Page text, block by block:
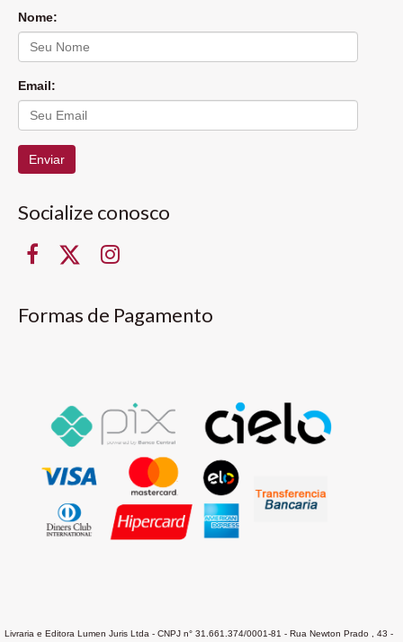
Nome:
Email:
Enviar
Socialize conosco
Formas de Pagamento
Livraria e Editora Lumen Juris Ltda - CNPJ n° 31.661.374/0001-81 - Rua Newton Prado , 43 -